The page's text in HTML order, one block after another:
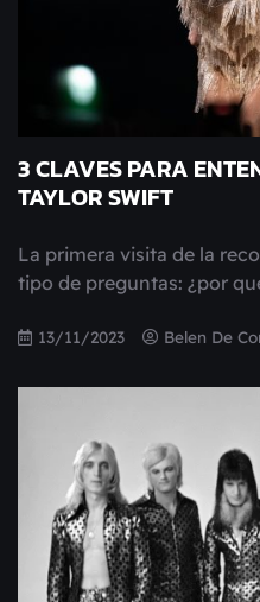
3 CLAVES PARA
TAYLOR SWIFT
La primera visita de la
tipo de preguntas: ¿por
13/11/2023 Belen De